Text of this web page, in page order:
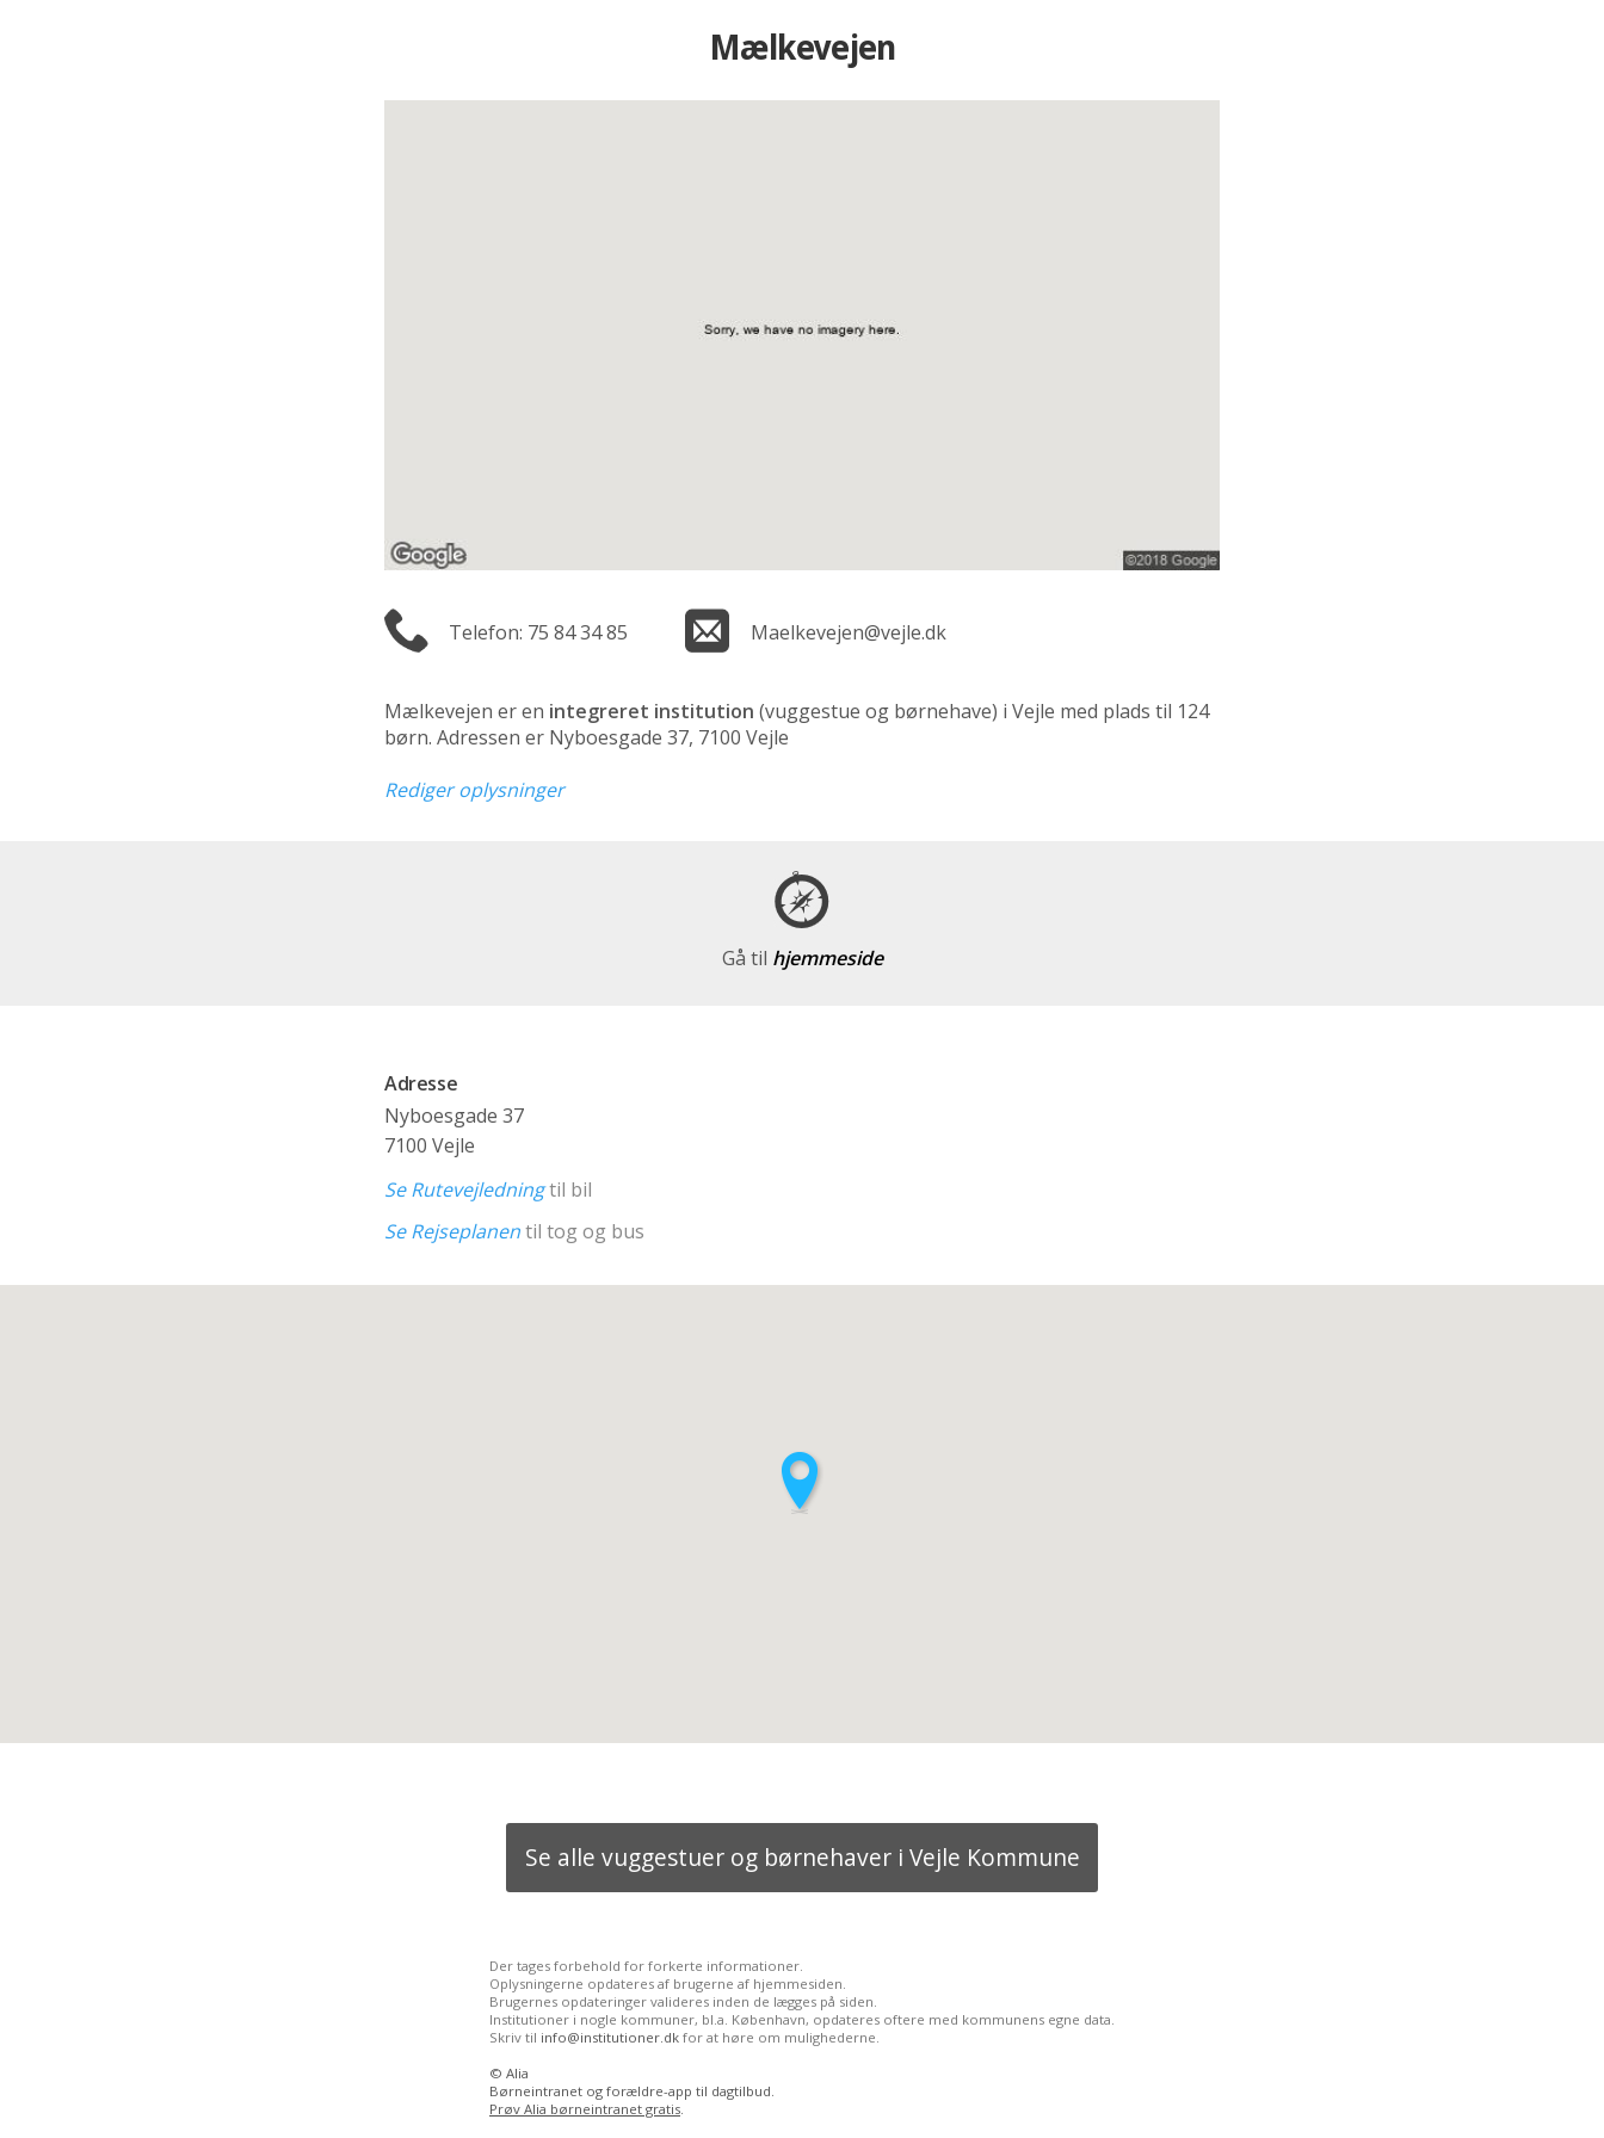
Mælkevejen
Telefon: 75 84 34 85 Maelkevejen@vejle.dk
Mælkevejen er en integreret institution (vuggestue og børnehave) i Vejle med plads til 124
børn. Adressen er Nyboesgade 37, 7100 Vejle
Rediger oplysninger
Gå til hjemmeside
Adresse
Nyboesgade 37
7100 Vejle
Se Rutevejledningtil bil
Se Rejseplanentil tog og bus
Se alle vuggestuer og børnehaver i Vejle Kommune
Der tages forbehold for forkerte informationer.
Oplysningerne opdateres af brugerne af hjemmesiden.
Brugernes opdateringer valideres inden de lægges på siden.
Institutioner i nogle kommuner, bl.a. København, opdateres oftere med kommunens egne data.
Skriv til info@institutioner.dk for at høre om mulighederne.
© Alia
Børneintranet og forældre-app til dagtilbud.
Prøv Alia børneintranet gratis